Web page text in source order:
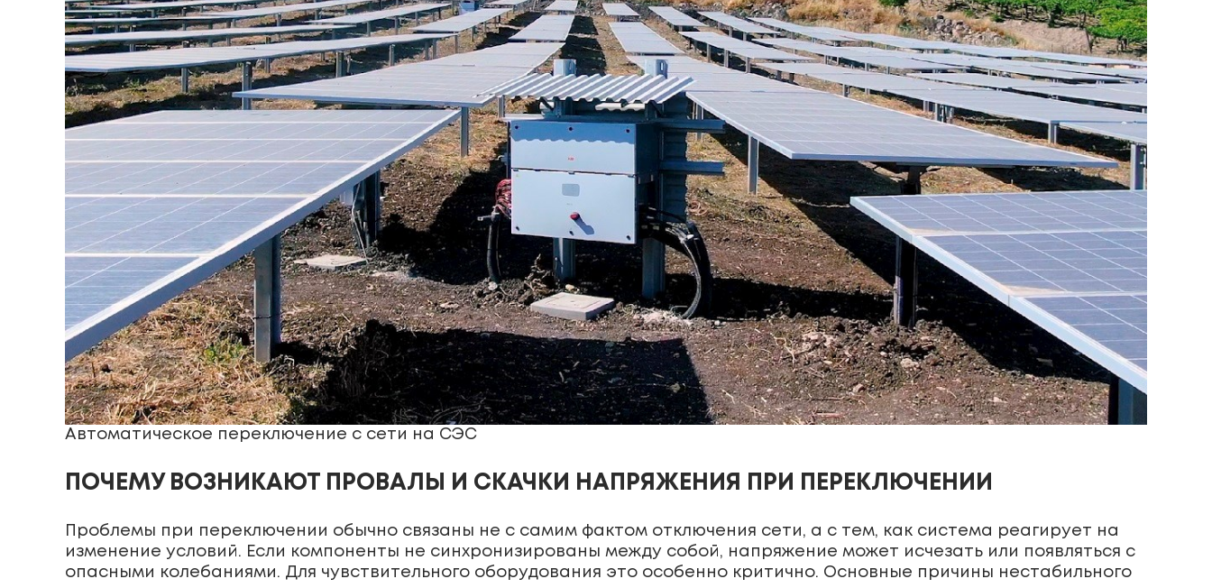
Автоматическое переключение с сети на СЭС
ПОЧЕМУ ВОЗНИКАЮТ ПРОВАЛЫ И СКАЧКИ НАПРЯЖЕНИЯ ПРИ ПЕРЕКЛЮЧЕНИИ
Проблемы при переключении обычно связаны не с самим фактом отключения сети, а с тем, как система реагирует на
изменение условий. Если компоненты не синхронизированы между собой, напряжение может исчезать или появляться с
опасными колебаниями. Для чувствительного оборудования это особенно критично. Основные причины нестабильного